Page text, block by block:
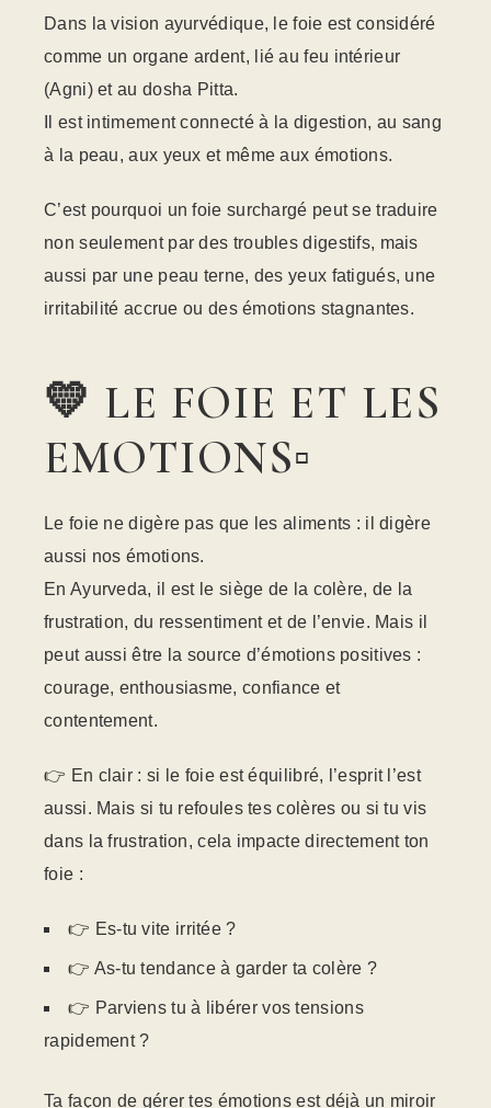
Dans la vision ayurvédique, le foie est considéré
comme un organe ardent, lié au feu intérieur
(Agni) et au dosha Pitta.
Il est intimement connecté à la digestion, au sang
à la peau, aux yeux et même aux émotions.
C’est pourquoi un foie surchargé peut se traduire
non seulement par des troubles digestifs, mais
aussi par une peau terne, des yeux fatigués, une
irritabilité accrue ou des émotions stagnantes.
💛 LE FOIE ET LES
EMOTIONS▫️
Le foie ne digère pas que les aliments : il digère
aussi nos émotions.
En Ayurveda, il est le siège de la colère, de la
frustration, du ressentiment et de l’envie. Mais il
peut aussi être la source d’émotions positives :
courage, enthousiasme, confiance et
contentement.
👉 En clair : si le foie est équilibré, l’esprit l’est
aussi. Mais si tu refoules tes colères ou si tu vis
dans la frustration, cela impacte directement ton
foie :
👉 Es-tu vite irritée ?
👉 As-tu tendance à garder ta colère ?
👉 Parviens tu à libérer vos tensions
rapidement ?
Ta façon de gérer tes émotions est déjà un miroir